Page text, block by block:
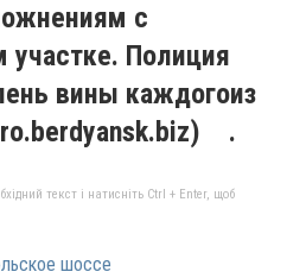
с
Полиция
вины каждогоиз
.
текст і натисніть Ctrl + Enter, щоб
шоссе